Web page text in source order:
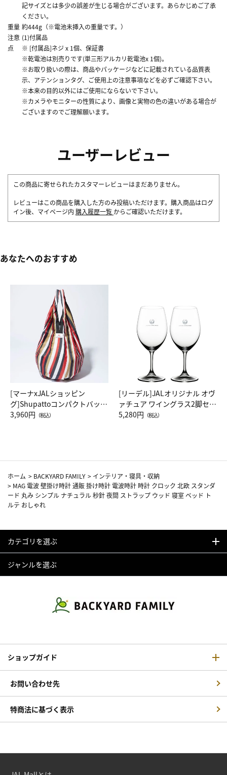
記サイズとは多少の誤差が生じる場合がございます。あらかじめご了承
ください。
重量 約444g（※電池未挿入の重量です。）
注意
点
(1)付属品
※ [付属品]ネジ x 1個、保証書
※乾電池は別売りです(単三形アルカリ乾電池x 1個)。
※お取り扱いの際は、商品やパッケージなどに記載されている品質表
示、アテンションタグ、ご使用上の注意事項などを必ずご確認下さい。
※本来の目的以外にはご使用にならないで下さい。
※カメラやモニターの性質により、画像と実物の色の違いがある場合が
ございますのでご理解願います。
ユーザーレビュー
この商品に寄せられたカスタマーレビューはまだありません。
レビューはこの商品を購入した方のみ投稿いただけます。購入商品はログ
イン後、マイページ内 購入履歴一覧 からご確認いただけます。
あなたへのおすすめ
[マーナxJALショッピン
グ]Shupattoコンパクトバッグ
Drop JAL客室乗務員（LC）ス
3,960円 （税込）
[リーデル]JALオリジナル オヴ
ァチュア ワイングラス2脚セッ
ト（レッドワイン）
5,280円 （税込）
ホーム > BACKYARD FAMILY > インテリア・寝具・収納
> MAG 電波 壁掛け時計 通販 掛け時計 電波時計 時計 クロック 北欧 スタンダ
ード 丸み シンプル ナチュラル 秒針 夜間 ストラップ ウッド 寝室 ベッド ト
ルテ おしゃれ
カテゴリを選ぶ
ジャンルを選ぶ
ショップガイド
お問い合わせ先
特商法に基づく表示